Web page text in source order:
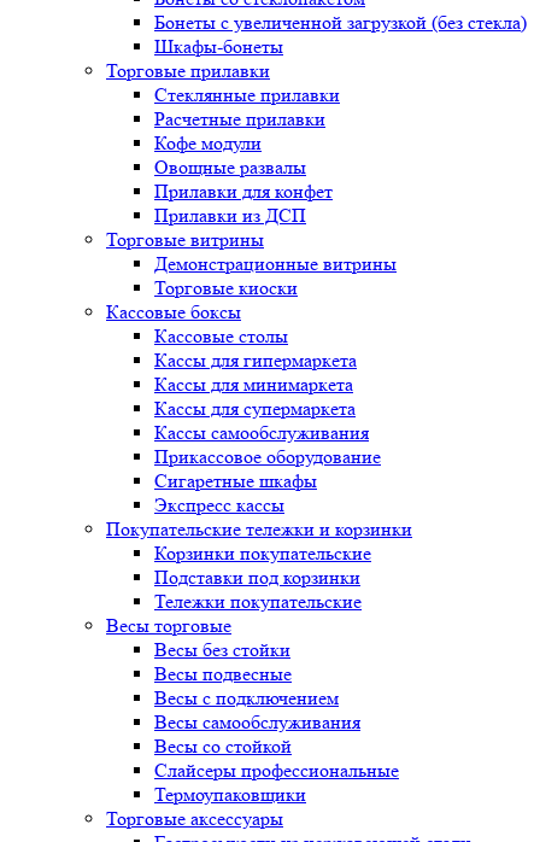
Бонеты с увеличенной загрузкой (без стекла)
Шкафы-бонеты
Торговые прилавки
Стеклянные прилавки
Расчетные прилавки
Кофе модули
Овощные развалы
Прилавки для конфет
Прилавки из ДСП
Торговые витрины
Демонстрационные витрины
Торговые киоски
Кассовые боксы
Кассовые столы
Кассы для гипермаркета
Кассы для минимаркета
Кассы для супермаркета
Кассы самообслуживания
Прикассовое оборудование
Сигаретные шкафы
Экспресс кассы
Покупательские тележки и корзинки
Корзинки покупательские
Подставки под корзинки
Тележки покупательские
Весы торговые
Весы без стойки
Весы подвесные
Весы с подключением
Весы самообслуживания
Весы со стойкой
Слайсеры профессиональные
Термоупаковщики
Торговые аксессуары